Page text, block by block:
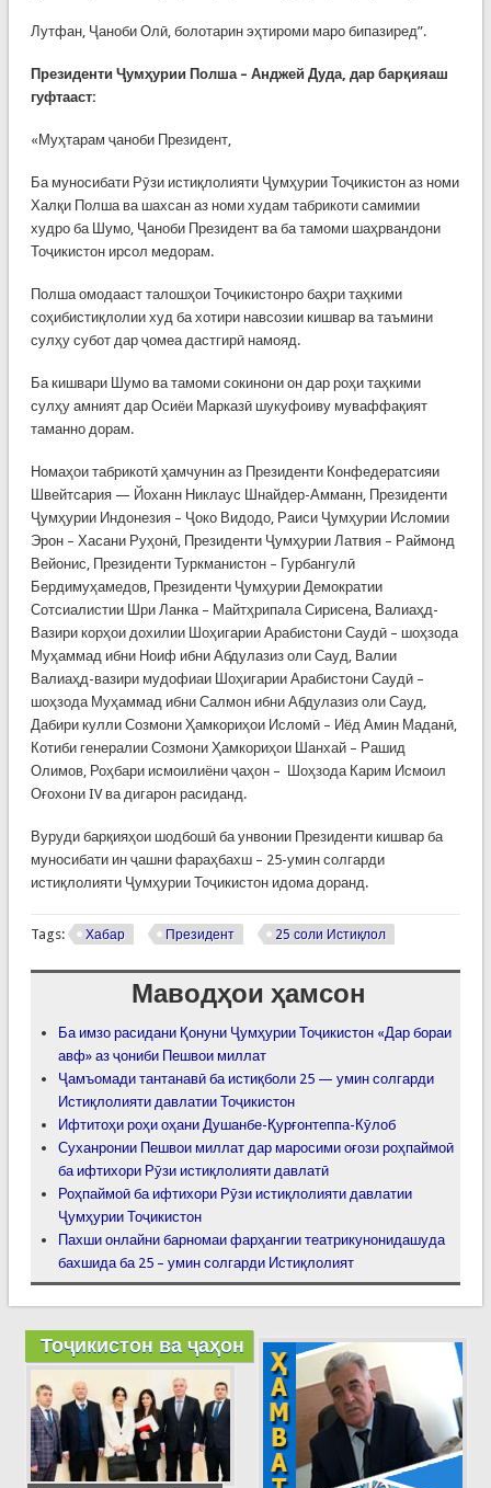
Лутфан, Ҷаноби Олӣ, болотарин эҳтироми маро бипазиред”.
Президенти Ҷумҳурии Полша – Анджей Дуда, дар барқияаш
гуфтааст:
«Муҳтарам ҷаноби Президент,
Ба муносибати Рӯзи истиқлолияти Ҷумҳурии Тоҷикистон аз номи
Халқи Полша ва шахсан аз номи худам табрикоти самимии
худро ба Шумо, Ҷаноби Президент ва ба тамоми шаҳрвандони
Тоҷикистон ирсол медорам.
Полша омодааст талошҳои Тоҷикистонро баҳри таҳкими
соҳибистиқлолии худ ба хотири навсозии кишвар ва таъмини
сулҳу субот дар ҷомеа дастгирӣ намояд.
Ба кишвари Шумо ва тамоми сокинони он дар роҳи таҳкими
сулҳу амният дар Осиёи Марказӣ шукуфоиву муваффақият
таманно дорам.
Номаҳои табрикотӣ ҳамчунин аз Президенти Конфедератсияи
Швейтсария — Йоханн Никлаус Шнайдер-Амманн, Президенти
Ҷумҳурии Индонезия – Ҷоко Видодо, Раиси Ҷумҳурии Исломии
Эрон – Хасани Руҳонӣ, Президенти Ҷумҳурии Латвия – Раймонд
Вейонис, Президенти Туркманистон – Гурбангулӣ
Бердимуҳамедов, Президенти Ҷумҳурии Демократии
Сотсиалистии Шри Ланка – Майтҳрипала Сирисена, Валиаҳд-
Вазири корҳои дохилии Шоҳигарии Арабистони Саудӣ – шоҳзода
Муҳаммад ибни Ноиф ибни Абдулазиз оли Сауд, Валии
Валиаҳд-вазири мудофиаи Шоҳигарии Арабистони Саудӣ –
шоҳзода Муҳаммад ибни Салмон ибни Абдулазиз оли Сауд,
Дабири кулли Созмони Ҳамкориҳои Исломӣ – Иёд Амин Маданӣ,
Котиби генералии Созмони Ҳамкориҳои Шанхай – Рашид
Олимов, Роҳбари исмоилиёни ҷаҳон – Шоҳзода Карим Исмоил
Оғохони IV ва дигарон расиданд.
Вуруди барқияҳои шодбошӣ ба унвонии Президенти кишвар ба
муносибати ин ҷашни фараҳбахш – 25-умин солгарди
истиқлолияти Ҷумҳурии Тоҷикистон идома доранд.
Tags: Хабар Президент 25 соли Истиқлол
Маводҳои ҳамсон
Ба имзо расидани Қонуни Ҷумҳурии Тоҷикистон «Дар бораи
авф» аз ҷониби Пешвои миллат
Ҷамъомади тантанавӣ ба истиқболи 25 — умин солгарди
Истиқлолияти давлатии Тоҷикистон
Ифтитоҳи роҳи оҳани Душанбе-Қурғонтеппа-Кӯлоб
Суханронии Пешвои миллат дар маросими оғози роҳпаймоӣ
ба ифтихори Рӯзи истиқлолияти давлатӣ
Роҳпаймоӣ ба ифтихори Рӯзи истиқлолияти давлатии
Ҷумҳурии Тоҷикистон
Пахши онлайни барномаи фарҳангии театрикунонидашуда
бахшида ба 25 – умин солгарди Истиқлолият
Тоҷикистон ва ҷаҳон